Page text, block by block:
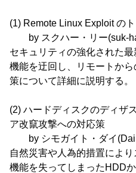
(1) Remote Linux Exploit の
by スクハー・リー(suk-
セキュリティの強化された
機能を迂回し、リモートか
策について詳細に説明する。
(2) ハードディスクのディザ
ア改竄攻撃への対応策
by シモガイト・ダイ(Dai
自然災害や人為的措置によ
機能を失ってしまったHDD